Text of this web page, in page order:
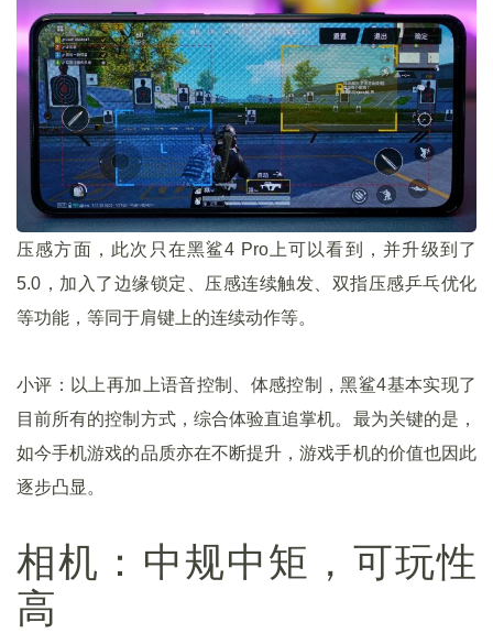
压感方面，此次只在黑鲨4 Pro上可以看到，并升级到了
5.0，加入了边缘锁定、压感连续触发、双指压感乒乓优化
等功能，等同于肩键上的连续动作等。
小评：以上再加上语音控制、体感控制，黑鲨4基本实现了
目前所有的控制方式，综合体验直追掌机。最为关键的是，
如今手机游戏的品质亦在不断提升，游戏手机的价值也因此
逐步凸显。
相机：中规中矩，可玩性
高